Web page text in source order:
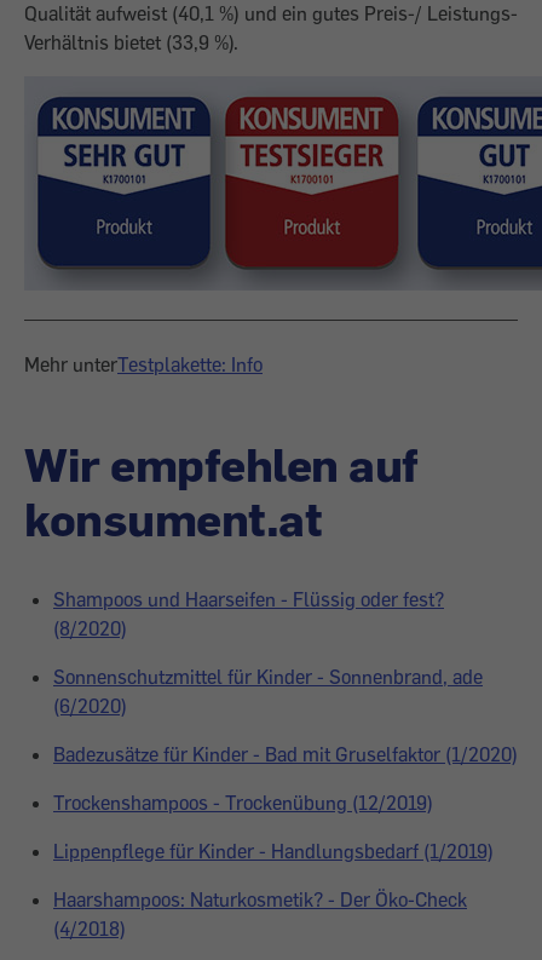
Qualität aufweist (40,1 %) und ein gutes Preis-/ Leistungs-
Verhältnis bietet (33,9 %).
Mehr unterTestplakette: Info
Wir empfehlen auf
konsument.at
Shampoos und Haarseifen - Flüssig oder fest?
(8/2020)
Sonnenschutzmittel für Kinder - Sonnenbrand, ade
(6/2020)
Badezusätze für Kinder - Bad mit Gruselfaktor (1/2020)
Trockenshampoos - Trockenübung (12/2019)
Lippenpflege für Kinder - Handlungsbedarf (1/2019)
Haarshampoos: Naturkosmetik? - Der Öko-Check
(4/2018)